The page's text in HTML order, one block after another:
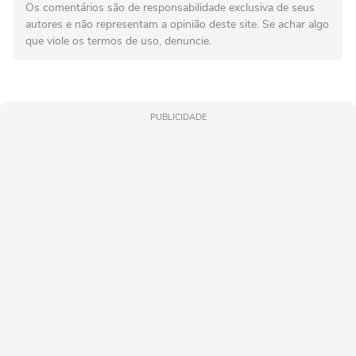
Os comentários são de responsabilidade exclusiva de seus
autores e não representam a opinião deste site. Se achar algo
que viole os termos de uso, denuncie.
PUBLICIDADE